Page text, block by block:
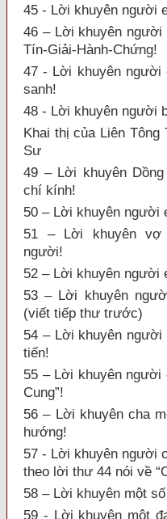
45 - Lời khuyên người
46 – Lời khuyên người
Tín-Giải-Hành-Chứng!
47 - Lời khuyên người
sanh!
48 - Lời khuyên người
Khai thị của Liên
Sư
49 – Lời khuyên
chí kính!
50 – Lời khuyên người
51 – Lời khuyên vợ
người!
52 – Lời khuyên người
53 – Lời khuyên
(viết tiếp thư trước)
54 – Lời khuyên
tiến!
55 – Lời khuyên người
Cung”!
56 – Lời khuyên cha
hướng!
57 - Lời khuyên người
theo lời thư 44 nói về
58 – Lời khuyên một
59 - Lời khuyên một